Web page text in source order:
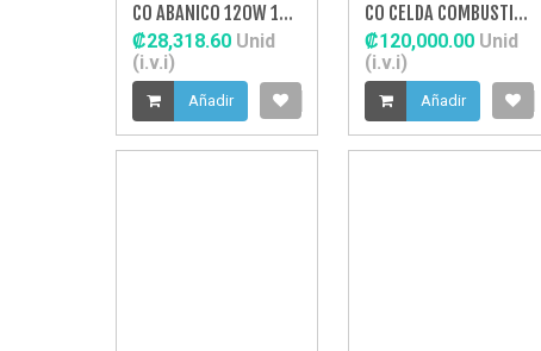
CO ABANICO 120W 16" ASPAS RECTAS
₡28,318.60 Unid
(i.v.i)
Añadir
CO CELDA COMBUSTIBLE 40L
₡120,000.00 Unid
(i.v.i)
Añadir